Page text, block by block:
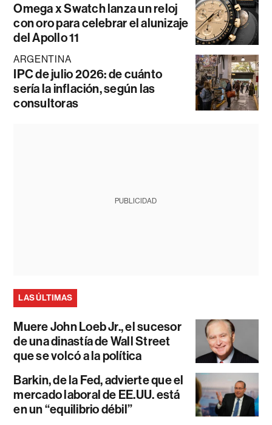
Omega x Swatch lanza un reloj
con oro para celebrar el alunizaje
del Apollo 11
ARGENTINA
IPC de julio 2026: de cuánto
sería la inflación, según las
consultoras
PUBLICIDAD
LAS ÚLTIMAS
Muere John Loeb Jr., el sucesor
de una dinastía de Wall Street
que se volcó a la política
Barkin, de la Fed, advierte que el
mercado laboral de EE.UU. está
en un “equilibrio débil”